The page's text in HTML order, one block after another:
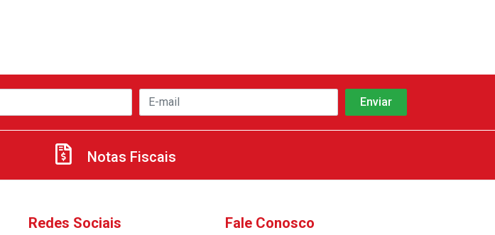
Notas Fiscais
Redes Sociais Fale Conosco